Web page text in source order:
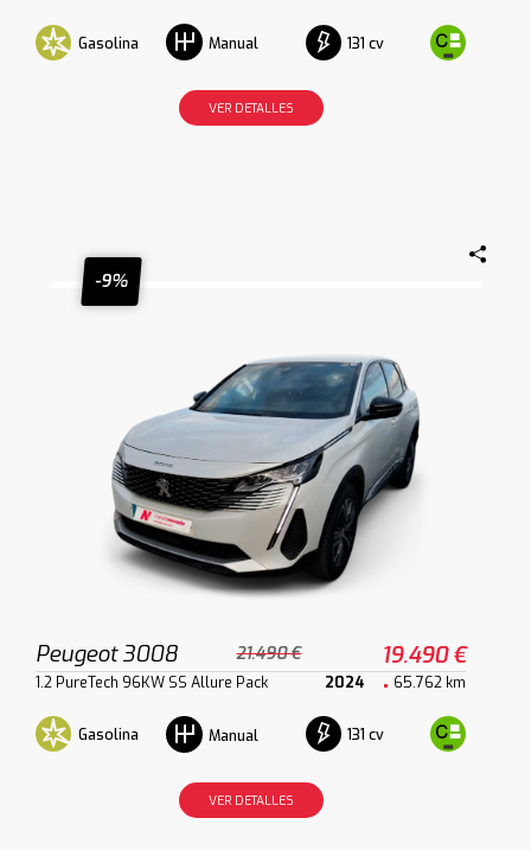
Gasolina Manual 131 cv
VER DETALLES
-9%
Peugeot 3008 21.490 € 19.490 €
1.2 PureTech 96KW SS Allure Pack 2024 65.762 km
Gasolina Manual 131 cv
VER DETALLES